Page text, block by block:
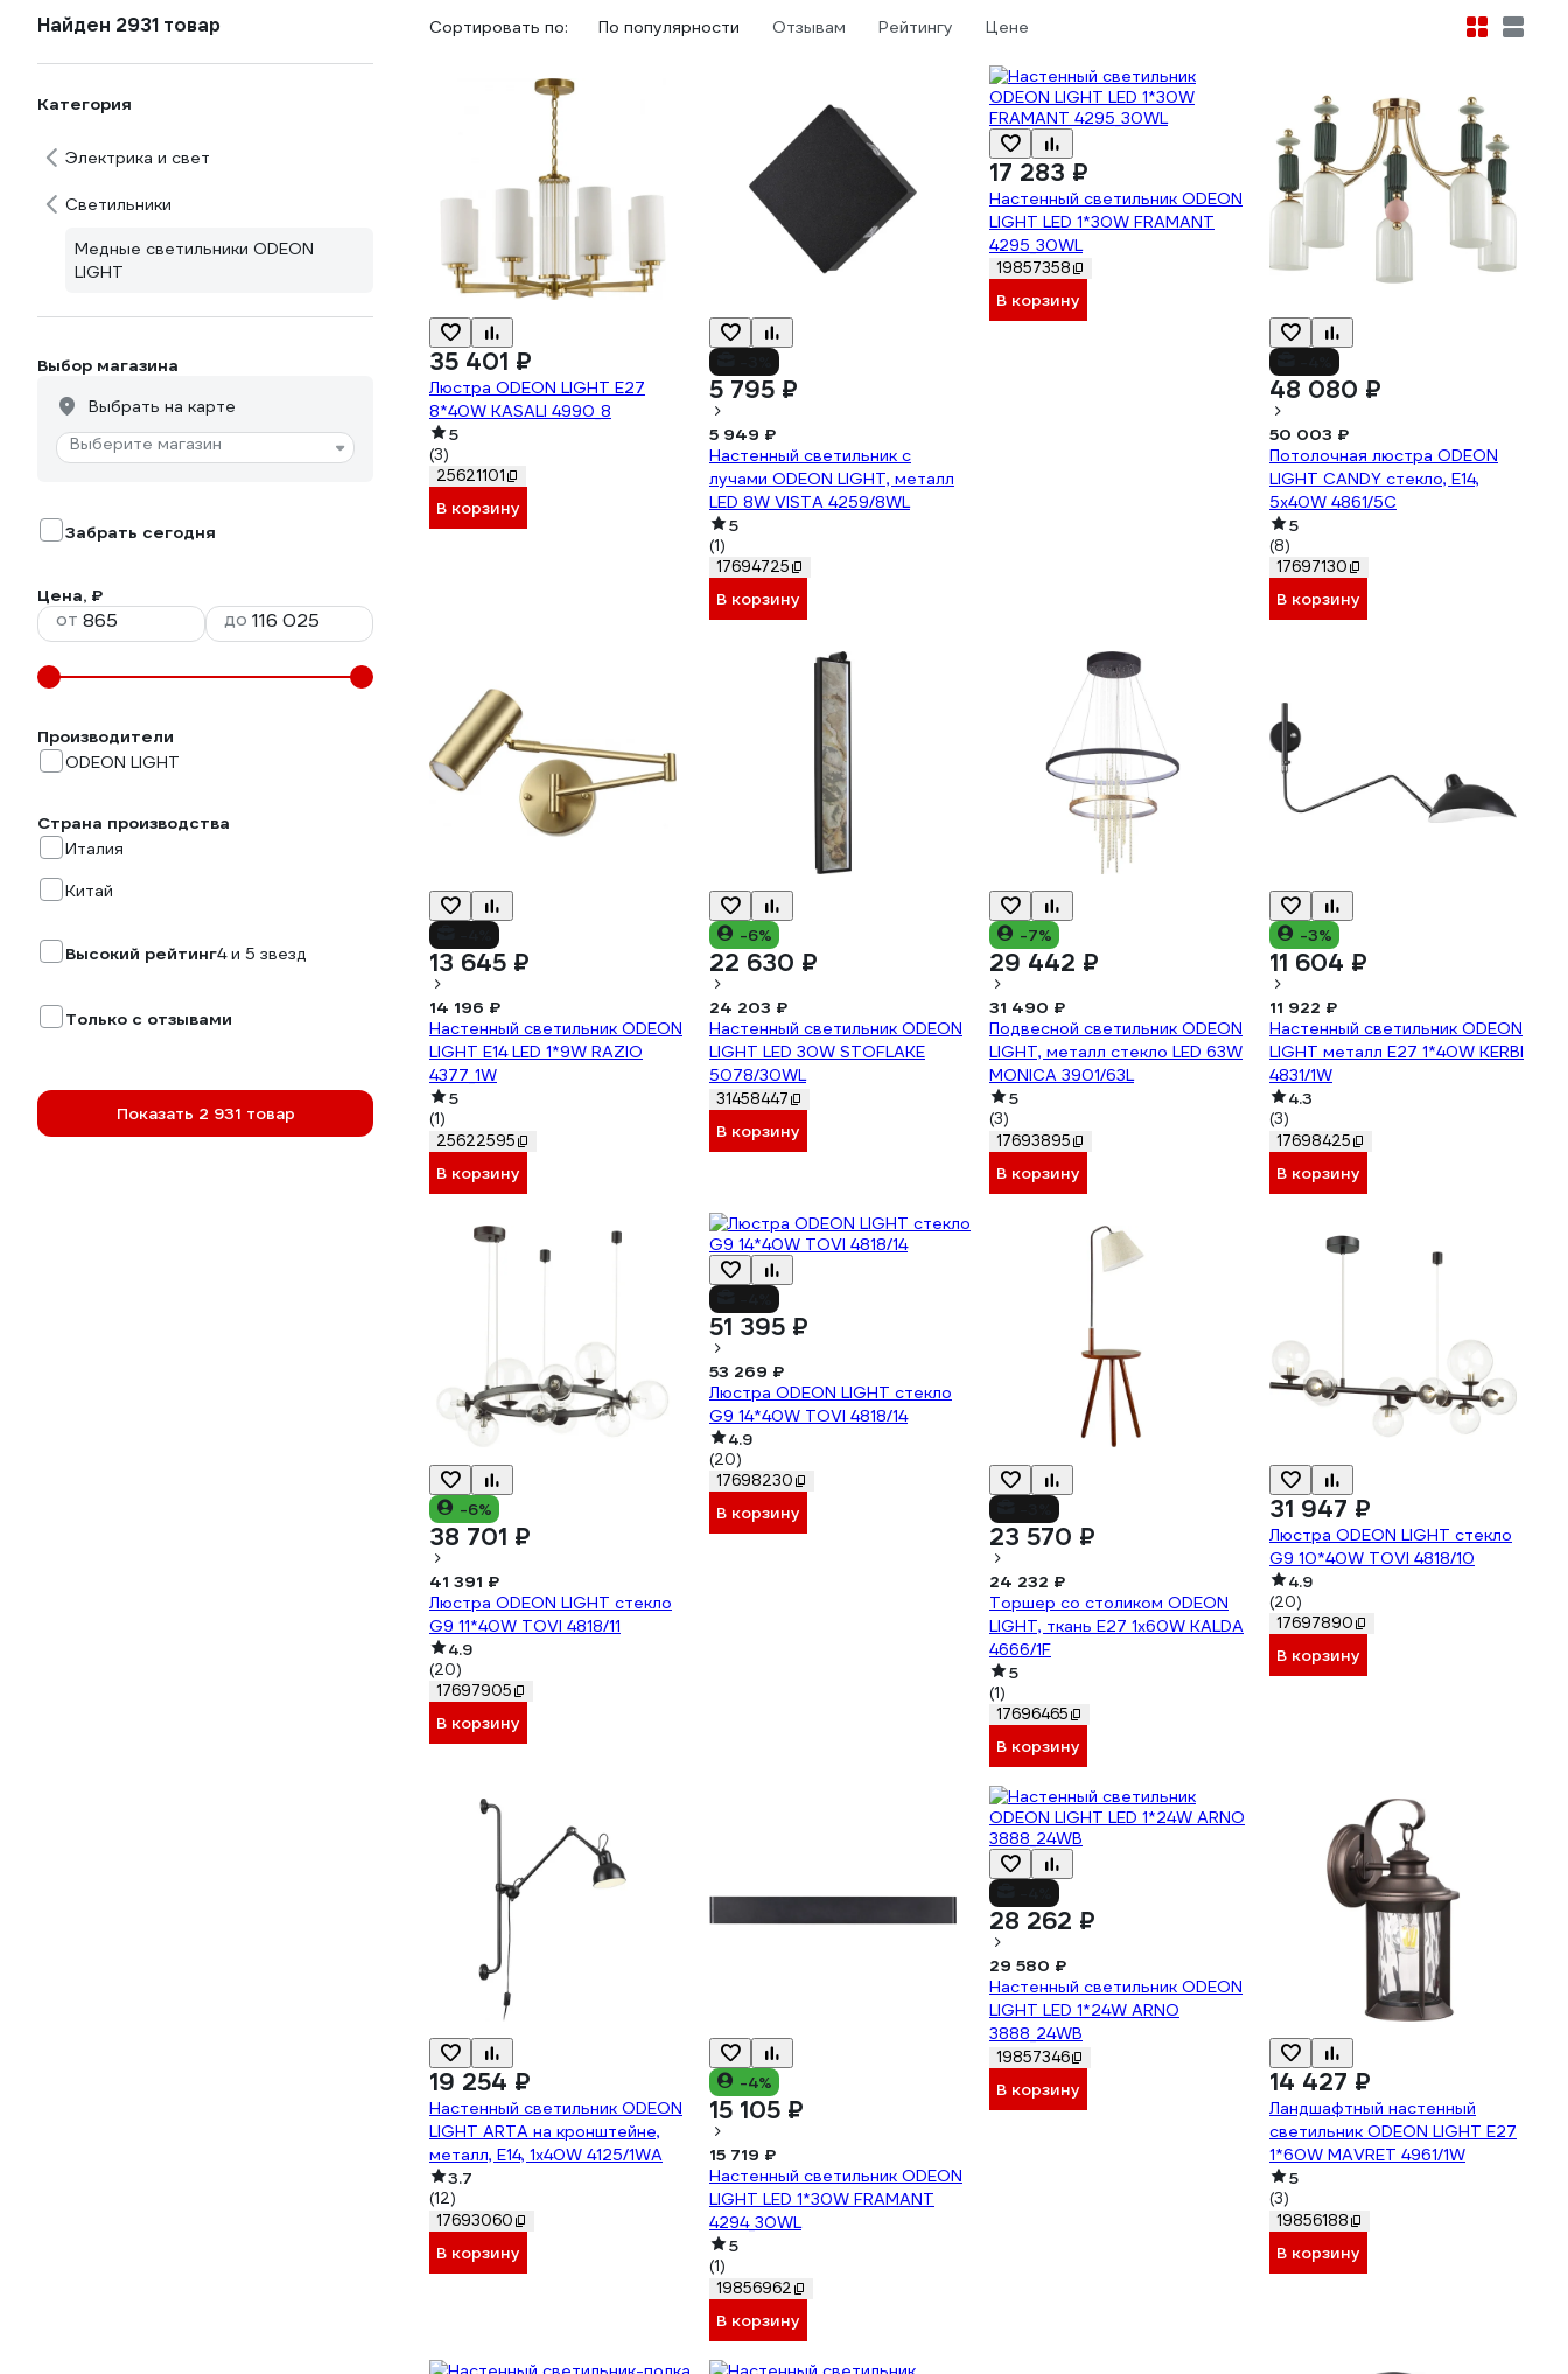
Найден 2931 товар
Категория
Электрика и свет
Светильники
Медные светильники ODEON
LIGHT
Выбор магазина
Выбрать на карте
Выберите магазин
Забрать сегодня
Цена, ₽
от до
Производители
ODEON LIGHT
Страна производства
Италия
Китай
Высокий рейтинг4 и 5 звезд
Только с отзывами
Показать 2 931 товар
Сортировать по: По популярности Отзывам Рейтингу Цене
35 401 ₽
Люстра ODEON LIGHT E27
8*40W KASALI 4990_8
5
(3)
25621101
В корзину
5 795 ₽
5 949 ₽
Настенный светильник с
лучами ODEON LIGHT, металл
LED 8W VISTA 4259/8WL
5
(1)
17694725
В корзину
17 283 ₽
Настенный светильник ODEON
LIGHT LED 1*30W FRAMANT
4295_30WL
19857358
В корзину
48 080 ₽
50 003 ₽
Потолочная люстра ODEON
LIGHT CANDY стекло, E14,
5х40W 4861/5C
5
(8)
17697130
В корзину
13 645 ₽
14 196 ₽
Настенный светильник ODEON
LIGHT E14 LED 1*9W RAZIO
4377_1W
5
(1)
25622595
В корзину
-6%
22 630 ₽
24 203 ₽
Настенный светильник ODEON
LIGHT LED 30W STOFLAKE
5078/30WL
31458447
В корзину
-7%
29 442 ₽
31 490 ₽
Подвесной светильник ODEON
LIGHT, металл стекло LED 63W
MONICA 3901/63L
5
(3)
17693895
В корзину
-3%
11 604 ₽
11 922 ₽
Настенный светильник ODEON
LIGHT металл E27 1*40W KERBI
4831/1W
4.3
(3)
17698425
В корзину
-6%
38 701 ₽
41 391 ₽
Люстра ODEON LIGHT стекло
G9 11*40W TOVI 4818/11
4.9
(20)
17697905
В корзину
51 395 ₽
53 269 ₽
Люстра ODEON LIGHT стекло
G9 14*40W TOVI 4818/14
4.9
(20)
17698230
В корзину
23 570 ₽
24 232 ₽
Торшер со столиком ODEON
LIGHT, ткань E27 1х60W KALDA
4666/1F
5
(1)
17696465
В корзину
31 947 ₽
Люстра ODEON LIGHT стекло
G9 10*40W TOVI 4818/10
4.9
(20)
17697890
В корзину
19 254 ₽
Настенный светильник ODEON
LIGHT ARTA на кронштейне,
металл, E14, 1х40W 4125/1WA
3.7
(12)
17693060
В корзину
-4%
15 105 ₽
15 719 ₽
Настенный светильник ODEON
LIGHT LED 1*30W FRAMANT
4294_30WL
5
(1)
19856962
В корзину
28 262 ₽
29 580 ₽
Настенный светильник ODEON
LIGHT LED 1*24W ARNO
3888_24WB
19857346
В корзину 14 427 ₽
Ландшафтный настенный
светильник ODEON LIGHT E27
1*60W MAVRET 4961/1W
5
(3)
19856188
В корзину